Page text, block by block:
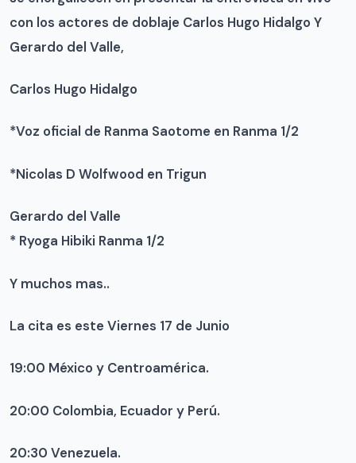
con los actores de doblaje Carlos Hugo Hidalgo Y
Gerardo del Valle,
Carlos Hugo Hidalgo
*Voz oficial de Ranma Saotome en Ranma 1/2
*Nicolas D Wolfwood en Trigun
Gerardo del Valle
* Ryoga Hibiki Ranma 1/2
Y muchos mas..
La cita es este Viernes 17 de Junio
19:00 México y Centroamérica.
20:00 Colombia, Ecuador y Perú.
20:30 Venezuela.